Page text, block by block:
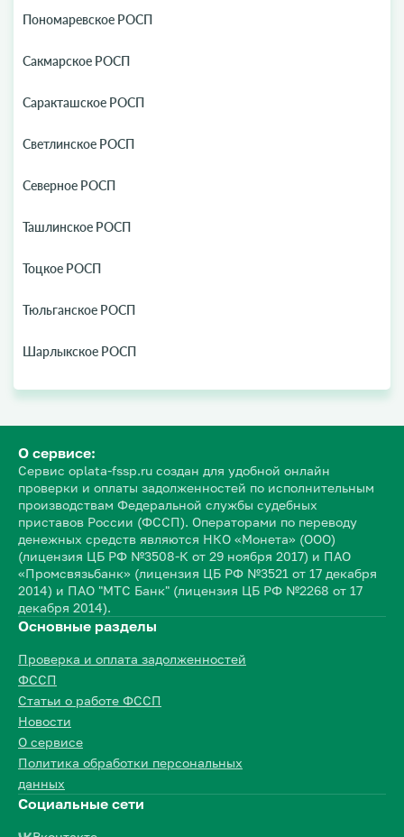
Пономаревское РОСП
Сакмарское РОСП
Саракташское РОСП
Светлинское РОСП
Северное РОСП
Ташлинское РОСП
Тоцкое РОСП
Тюльганское РОСП
Шарлыкское РОСП
О сервисе:
Сервис oplata-fssp.ru создан для удобной онлайн
проверки и оплаты задолженностей по исполнительным
производствам Федеральной службы судебных
приставов России (ФССП). Операторами по переводу
денежных средств являются НКО «Монета» (ООО)
(лицензия ЦБ РФ №3508-К от 29 ноября 2017) и ПАО
«Промсвязьбанк» (лицензия ЦБ РФ №3521 от 17 декабря
2014) и ПАО "МТС Банк" (лицензия ЦБ РФ №2268 от 17
декабря 2014).
Основные разделы
Проверка и оплата задолженностей
ФССП
Статьи о работе ФССП
Новости
О сервисе
Политика обработки персональных
данных
Социальные сети